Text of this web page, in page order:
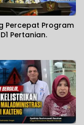
Percepat Program
Pertanian.